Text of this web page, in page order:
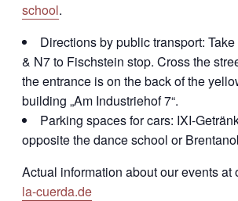
school.
Directions by public transport:
& N7 to Fischstein stop. Cross the
the entrance is on the back of the
building „Am Industriehof 7“.
Parking spaces for cars: IXI-
opposite the dance school or
Actual information about our events at
la-cuerda.de